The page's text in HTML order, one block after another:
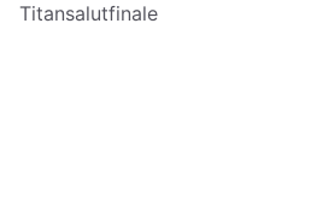
Titansalutfinale